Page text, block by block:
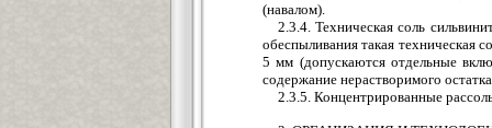
(навалом).
2.3.4. Техническая соль
обеспыливания такая техническая
5 мм (допускаются отдельные
содержание нерастворимого
2.3.5. Концентрированные